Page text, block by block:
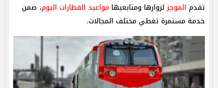
تقدم الموجزلزوارها ومتابعيها مواعيد القطارات اليوم، ضمن
خدمة مستمرة تغطي مختلف المجالات.